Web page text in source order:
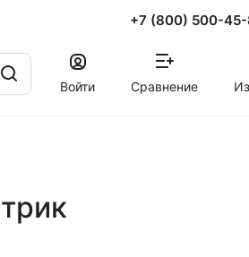
+7 (800) 500-45-
Войти
Сравнение